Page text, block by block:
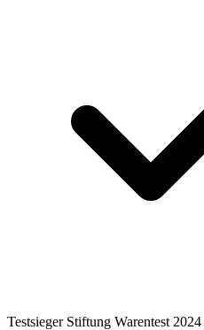
Testsieger Stiftung Warentest 2024